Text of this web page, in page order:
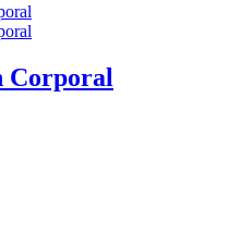
Corporal